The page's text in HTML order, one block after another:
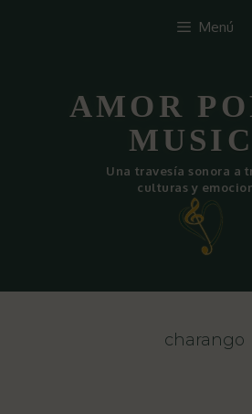
Menú
AMOR
Una travesía sonora a
culturas y
charango